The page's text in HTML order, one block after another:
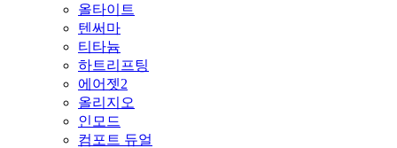
올타이트
텐써마
티타늄
하트리프팅
에어젯2
올리지오
인모드
컴포트 듀얼